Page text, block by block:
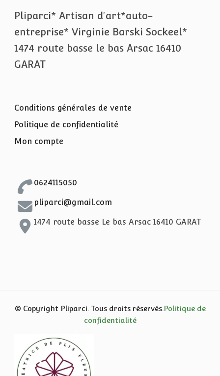
Pliparci* Artisan d'art*auto-
entreprise* Virginie Barski Sockeel*
1474 route basse le bas Arsac 16410
GARAT
Conditions générales de vente
Politique de confidentialité
Mon compte
0624115050
pliparci@gmail.com
1474 route basse Le bas Arsac 16410 GARAT
© Copyright Pliparci. Tous droits réservés.Politique de
confidentialité